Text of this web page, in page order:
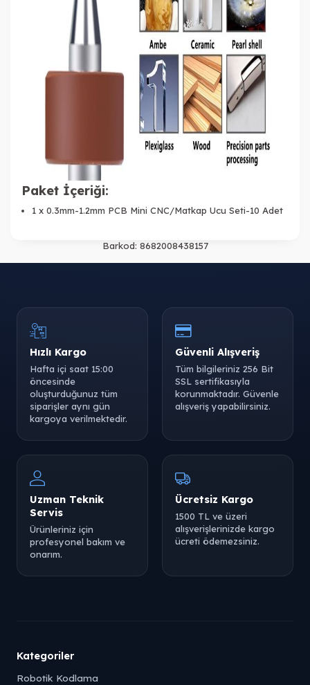
Paket İçeriği:
1 x 0.3mm-1.2mm PCB Mini CNC/Matkap Ucu Seti-10 Adet
Barkod: 8682008438157
Hızlı Kargo
Hafta içi saat 15:00
öncesinde
oluşturduğunuz tüm
siparişler aynı gün
kargoya verilmektedir.
Güvenli Alışveriş
Tüm bilgileriniz 256 Bit
SSL sertifikasıyla
korunmaktadır. Güvenle
alışveriş yapabilirsiniz.
Uzman Teknik
Servis
Ürünleriniz için
profesyonel bakım ve
onarım.
Ücretsiz Kargo
1500 TL ve üzeri
alışverişlerinizde kargo
ücreti ödemezsiniz.
Kategoriler
Robotik Kodlama